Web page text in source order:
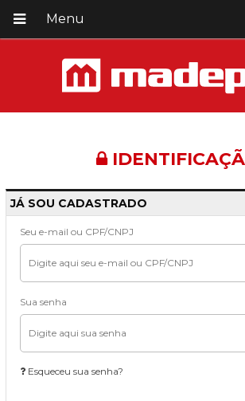
Menu
JÁ SOU CADASTRADO
Seu e-mail ou CPF/CNPJ
Sua senha
Esqueceu sua senha?